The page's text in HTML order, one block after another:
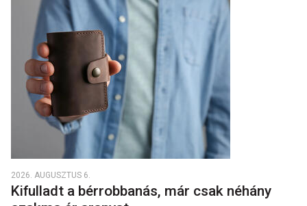
2026. AUGUSZTUS 6.
Kifulladt a bérrobbanás, már csak néhány